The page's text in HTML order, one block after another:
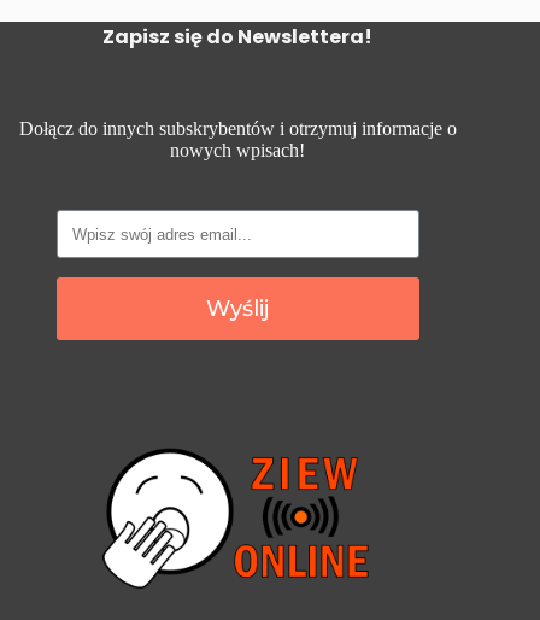
Zapisz się do Newslettera!
Dołącz do innych subskrybentów i otrzymuj informacje o
nowych wpisach!
Wyślij